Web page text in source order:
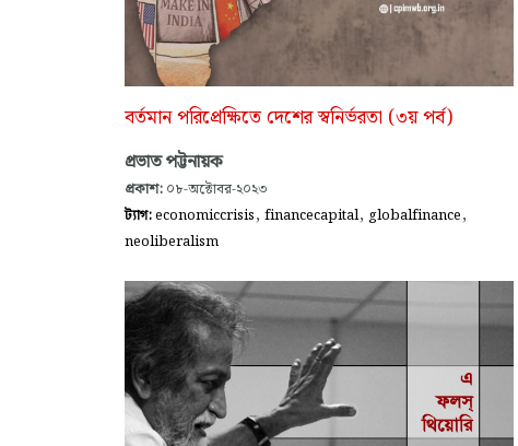
বর্তমান পরিপ্রেক্ষিতে দেশের স্বনির্ভরতা (৩য় পর্ব)
প্রভাত পট্টনায়ক
প্রকাশ: ০৮-অক্টোবর-২০২৩
ট্যাগ:economiccrisis, financecapital, globalfinance,
neoliberalism